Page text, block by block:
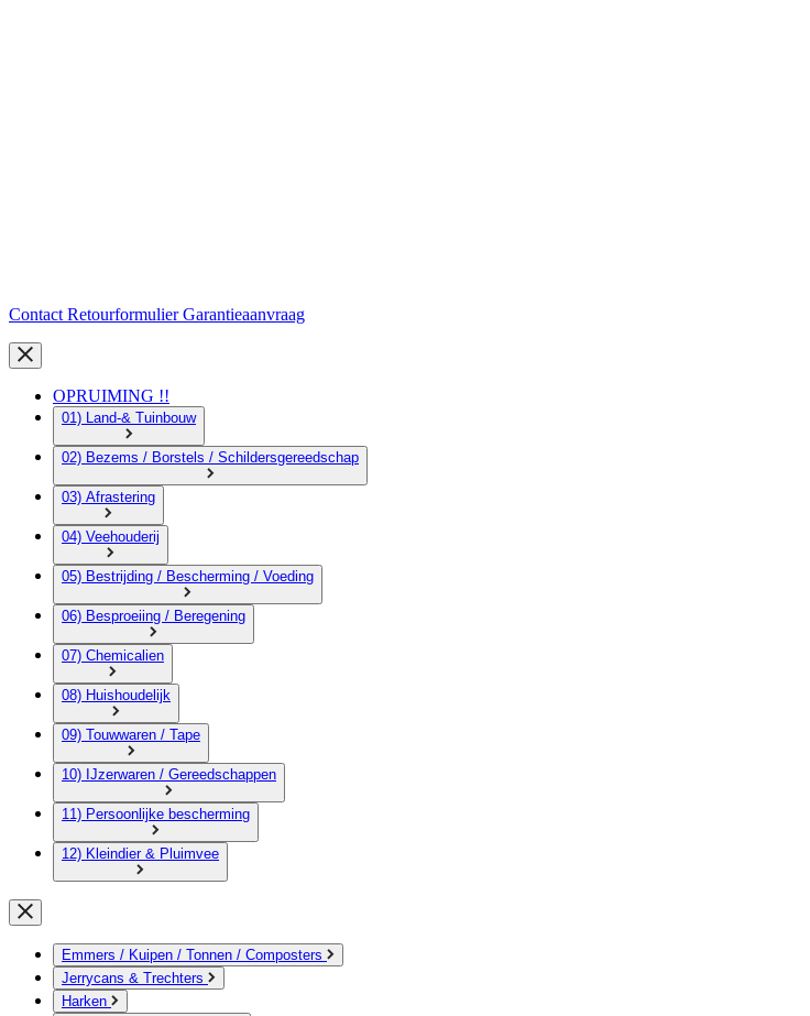
Contact RetourformulierGarantieaanvraag
OPRUIMING !!
01) Land-& Tuinbouw
02) Bezems / Borstels / Schildersgereedschap
03) Afrastering
04) Veehouderij
05) Bestrijding / Bescherming / Voeding
06) Besproeiing / Beregening
07) Chemicalien
08) Huishoudelijk
09) Touwwaren / Tape
10) IJzerwaren / Gereedschappen
11) Persoonlijke bescherming
12) Kleindier & Pluimvee
Emmers / Kuipen / Tonnen / Composters
Jerrycans & Trechters
Harken